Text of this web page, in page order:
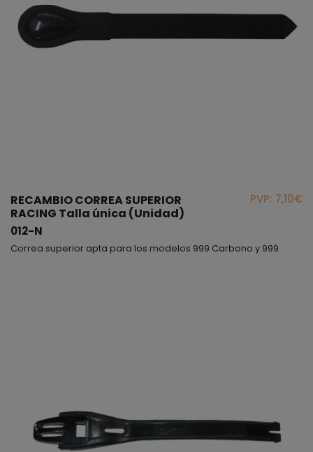
RECAMBIO CORREA SUPERIOR
RACING Talla única (Unidad)
012-N
PVP: 7,10€
Correa superior apta para los modelos 999 Carbono y 999.